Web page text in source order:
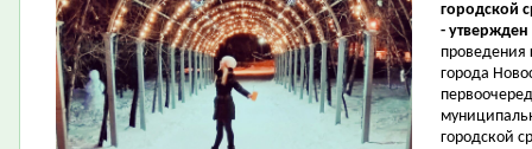
городской
-
проведения
города
городской